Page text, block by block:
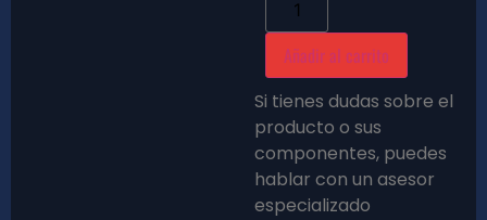
Añadir al carrito
Si tienes dudas sobre el
producto o sus
componentes, puedes
hablar con un asesor
especializado